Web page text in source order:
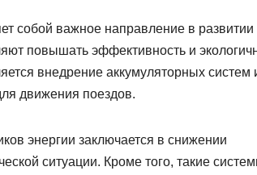
собой важное направление в развитии
повышать эффективность и
внедрение аккумуляторных систем
движения поездов.
энергии заключается в снижении
ситуации. Кроме того, такие